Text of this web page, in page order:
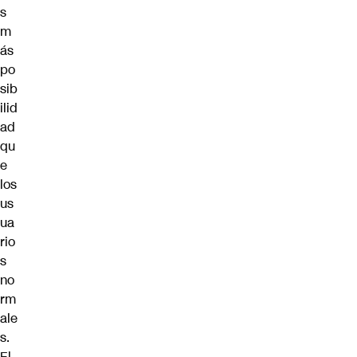
s
m
ás
po
sib
ilid
ad
qu
e
los
us
ua
rio
s
no
rm
ale
s.